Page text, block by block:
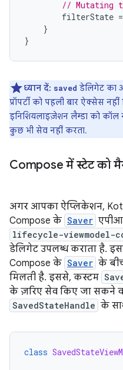
// Mutating
filterState =
}
}
ध्यान दें: saved डेलिगेट का
प्रॉपर्टी को पहली बार ऐक्सेस
इनिशियलाइज़ेशन लैम्डा को कॉल
कुछ भी सेव नहीं करता.
Compose में स्टेट को
अगर आपका ऐप्लिकेशन,
Compose के Saver
lifecycle-viewmodel-
डेलिगेट उपलब्ध कराता है.
Compose के Saver के
मिलती है. इससे, कस्टम
के ज़रिए सेव किए जा सकने
SavedStateHandle के
class